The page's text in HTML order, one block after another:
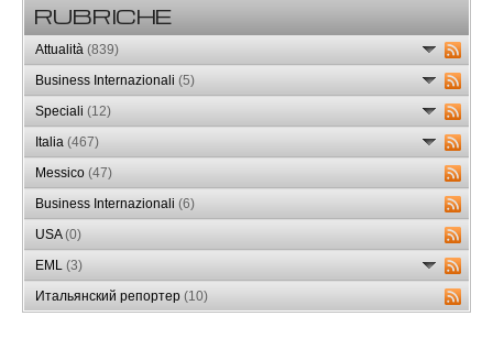
RUBRICHE
Attualità (839)
Business Internazionali (5)
Speciali (12)
Italia (467)
Messico (47)
Business Internazionali (6)
USA(0)
EML (3)
Итальянский репортер (10)